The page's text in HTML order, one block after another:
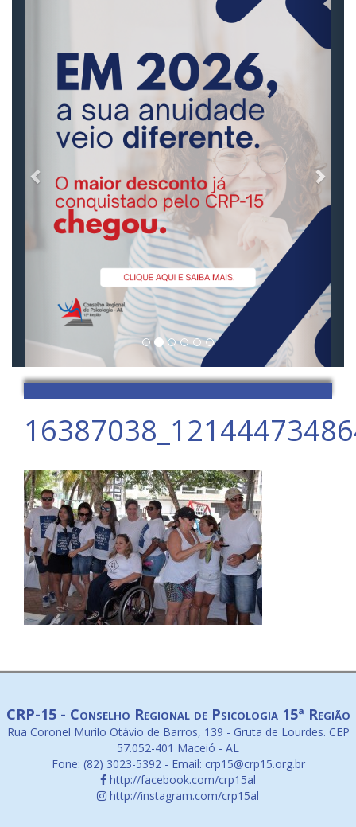
CRP-15 - Conselho Regional de Psicologia 15ª Região
Rua Coronel Murilo Otávio de Barros, 139 - Gruta de Lourdes. CEP
57.052-401 Maceió - AL
Fone: (82) 3023-5392 - Email: crp15@crp15.org.br
http://facebook.com/crp15al
http://instagram.com/crp15al